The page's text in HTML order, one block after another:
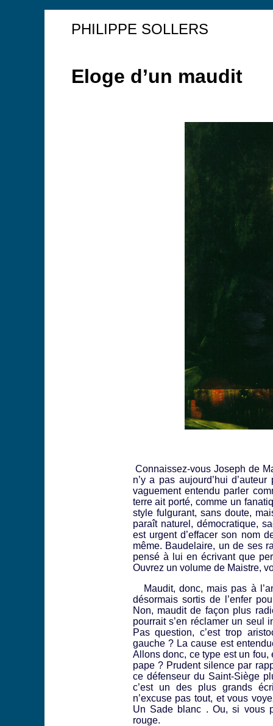
PHILIPPE SOLLERS
Eloge d’un maudit
Connaissez-vous Joseph de
n’y a pas aujourd’hui
vaguement entendu parler
terre ait porté, comme un
style fulgurant, sans doute,
paraît naturel, démocratique,
est urgent d’effacer son nom
même. Baudelaire, un de ses
pensé à lui en écrivant que
Ouvrez un volume de Maistre,
Maudit, donc, mais pas à
désormais sortis de l’enfer
Non, maudit de façon plus
pourrait s’en réclamer un seul
Pas question, c’est trop
gauche ? La cause est
Allons donc, ce type est un fou,
pape ? Prudent silence par
ce défenseur du Saint-Siège
c’est un des plus grands
n’excuse pas tout, et vous
Un Sade blanc . Ou, si vous
rouge.